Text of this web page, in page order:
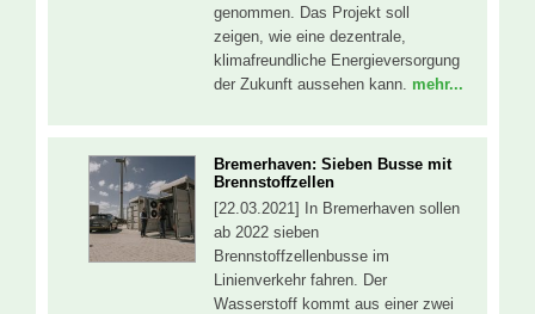
genommen. Das Projekt soll
zeigen, wie eine dezentrale,
klimafreundliche Energieversorgung
der Zukunft aussehen kann. mehr...
Bremerhaven: Sieben Busse mit
Brennstoffzellen
[22.03.2021] In Bremerhaven sollen
ab 2022 sieben
Brennstoffzellenbusse im
Linienverkehr fahren. Der
Wasserstoff kommt aus einer zwei